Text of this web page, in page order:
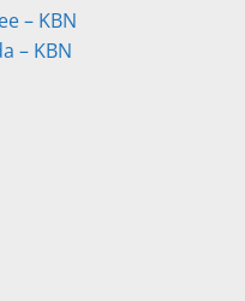
– KBN
– KBN